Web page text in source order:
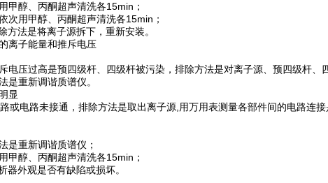
醇、丙酮超声清洗各15min；
用甲醇、丙酮超声清洗各15min；
法是将离子源拆下，重新安装。
离子能量和推斥电压
压过高是预四级杆、四级杆被污染，排除方法是对离子源、预四级杆、
重新调谐质谱仪。
显
电路未接通，排除方法是取出离子源,用万用表测量各部件间的电路连接
重新调谐质谱仪；
醇、丙酮超声清洗各15min；
外观是否有缺陷或损坏。